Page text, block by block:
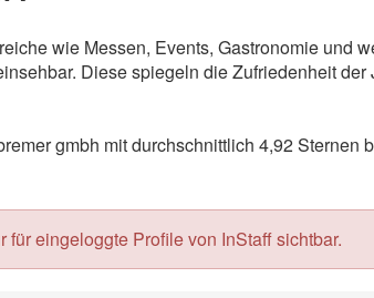
wie Messen, Events, Gastronomie und
Diese spiegeln die Zufriedenheit
gmbh mit durchschnittlich 4,92 Sternen
eingeloggte Profile von InStaff sichtbar.